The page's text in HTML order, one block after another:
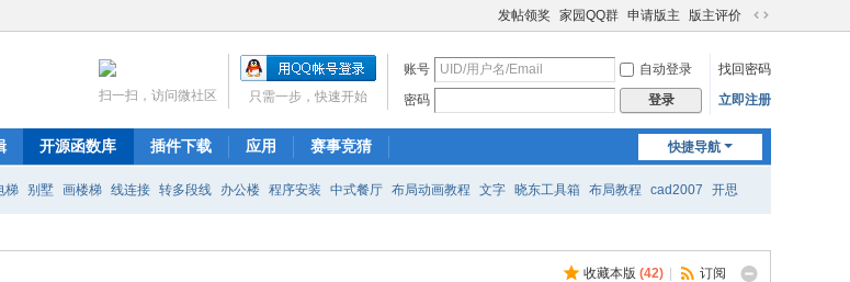
发帖领奖 家园QQ群 申请版主 版主评价
切
到
宽
账号 自动登录
找回密码
密码
登录 立即注册
只需一步，快速开始
扫一扫，访问微社区
快捷导航
开源函数库 插件下载 应用 赛事竞猜
梯 别墅 画楼梯 线连接 转多段线 办公楼 程序安装 中式餐厅 布局动画教程 文字 晓东工具箱 布局教程 cad2007 开思
收藏本版 (42) 订阅